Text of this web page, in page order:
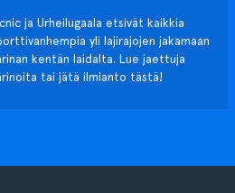
ja Urheilugaala etsivät kaikkia
yli lajirajojen jakamaan
kentän laidalta. Lue jaettuja
tai jätä ilmianto tästä!